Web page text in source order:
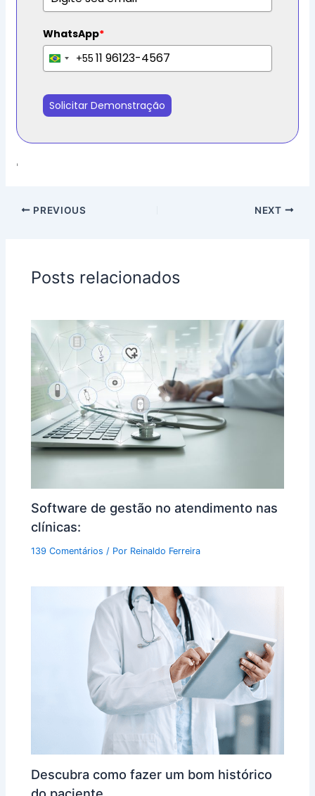
WhatsApp*
B
a
z
+55
Solicitar Demonstração
'
PREVIOUS NEXT
Posts relacionados
Software de gestão no atendimento nas
clínicas:
139 Comentários / Por Reinaldo Ferreira
Descubra como fazer um bom histórico